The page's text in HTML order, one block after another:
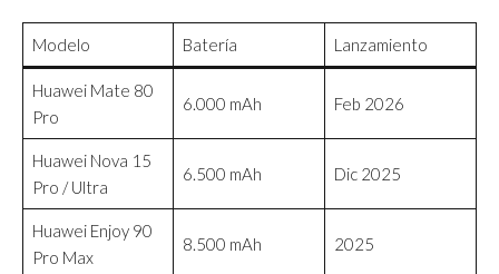
Modelo Batería Lanzamiento
Huawei Mate 80
Pro
6.000 mAh Feb 2026
Huawei Nova 15
Pro / Ultra
6.500 mAh Dic 2025
Huawei Enjoy 90
Pro Max
8.500 mAh 2025